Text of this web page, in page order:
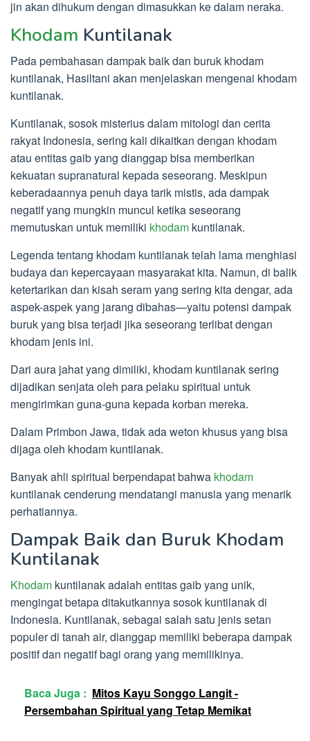
jin akan dihukum dengan dimasukkan ke dalam neraka.
Khodam Kuntilanak
Pada pembahasan dampak baik dan buruk khodam
kuntilanak, Hasiltani akan menjelaskan mengenai khodam
kuntilanak.
Kuntilanak, sosok misterius dalam mitologi dan cerita
rakyat Indonesia, sering kali dikaitkan dengan khodam
atau entitas gaib yang dianggap bisa memberikan
kekuatan supranatural kepada seseorang. Meskipun
keberadaannya penuh daya tarik mistis, ada dampak
negatif yang mungkin muncul ketika seseorang
memutuskan untuk memiliki khodam kuntilanak.
Legenda tentang khodam kuntilanak telah lama menghiasi
budaya dan kepercayaan masyarakat kita. Namun, di balik
ketertarikan dan kisah seram yang sering kita dengar, ada
aspek-aspek yang jarang dibahas—yaitu potensi dampak
buruk yang bisa terjadi jika seseorang terlibat dengan
khodam jenis ini.
Dari aura jahat yang dimiliki, khodam kuntilanak sering
dijadikan senjata oleh para pelaku spiritual untuk
mengirimkan guna-guna kepada korban mereka.
Dalam Primbon Jawa, tidak ada weton khusus yang bisa
dijaga oleh khodam kuntilanak.
Banyak ahli spiritual berpendapat bahwa khodam
kuntilanak cenderung mendatangi manusia yang menarik
perhatiannya.
Dampak Baik dan Buruk Khodam
Kuntilanak
Khodam kuntilanak adalah entitas gaib yang unik,
mengingat betapa ditakutkannya sosok kuntilanak di
Indonesia. Kuntilanak, sebagai salah satu jenis setan
populer di tanah air, dianggap memiliki beberapa dampak
positif dan negatif bagi orang yang memilikinya.
Baca Juga : Mitos Kayu Songgo Langit -
Persembahan Spiritual yang Tetap Memikat